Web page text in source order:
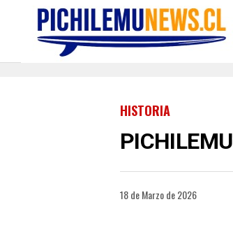
HISTORIA
18 de Marzo de 2026